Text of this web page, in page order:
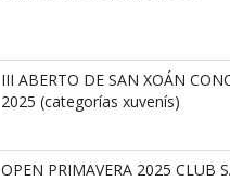
III ABERTO DE SAN XOÁN
2025 (categorías xuvenís)
OPEN PRIMAVERA 2025 CLUB